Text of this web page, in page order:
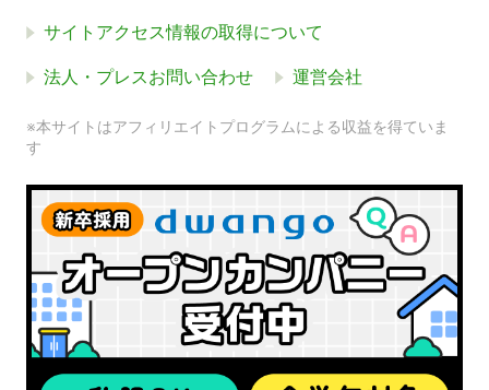
サイトアクセス情報の取得について
法人・プレスお問い合わせ 運営会社
※本サイトはアフィリエイトプログラムによる収益を得ていま
す